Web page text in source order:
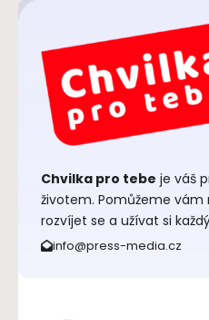
Chvilka pro tebe je váš
životem. Pomůžeme vám
rozvíjet se a užívat si
info@press-media.cz